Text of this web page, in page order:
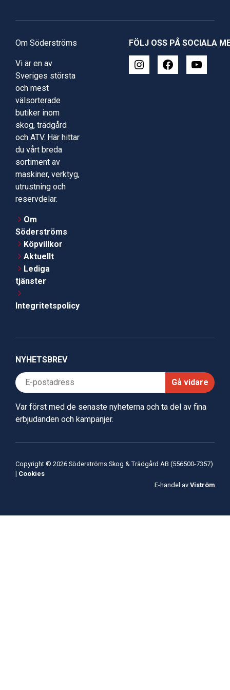
Om Söderströms
Vi är en av
Sveriges största
och mest
välsorterade
butiker inom
skog, trädgård
och ATV. Här hittar
du vårt breda
sortiment av
maskiner, verktyg,
utrustning och
reservdelar.
Om
Söderströms
Köpvillkor
Aktuellt
Lediga
tjänster
Integritetspolicy
FÖLJ OSS PÅ SOCIALA
NYHETSBREV
Gå vidare
Var först med de senaste nyheterna och ta del av fina
erbjudanden och kampanjer.
Copyright © 2026 Söderströms Skog & Trädgård AB (556500-7357)
| Cookies
E-handel av Viström